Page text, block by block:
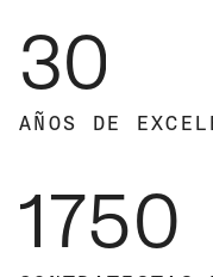
30
AÑOS DE
6
7
1
5
6
7
3
4
5
9
0
0
1
2
3
7
8
R
T